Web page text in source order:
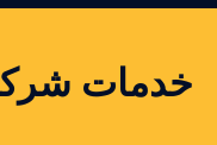
خدمات